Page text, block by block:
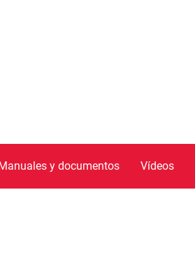
Manuales y documentos Vídeos